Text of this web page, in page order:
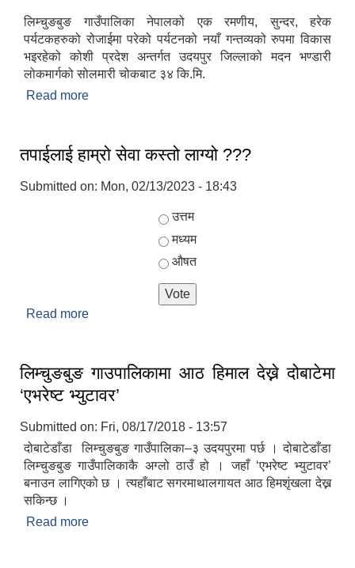
लिम्चुङबुङ गाउँपालिका नेपालको एक रमणीय, सुन्दर, हरेक
पर्यटकहरुको रोजाईमा परेको पर्यटनको नयाँ गन्तव्यको रुपमा विकास
भइरहेको कोशी प्रदेश अन्तर्गत उदयपुर जिल्लाको मदन भण्डारी
लोकमार्गको सोलमारी चोकबाट ३४ कि.मि.
Read more
तपाईलाई हाम्रो सेवा कस्तो लाग्यो ???
Submitted on: Mon, 02/13/2023 - 18:43
Choices
उत्तम
मध्यम
औषत
Read more
लिम्चुङबुङ गाउपालिकामा आठ हिमाल देख्ने दोबाटेमा
‘एभरेष्ट भ्युटावर’
Submitted on: Fri, 08/17/2018 - 13:57
दोबाटेडाँडा लिम्चुङबुङ गाउँपालिका–३ उदयपुरमा पर्छ । दोबाटेडाँडा
लिम्चुङबुङ गाउँपालिकाकै अग्लो ठाउँ हो । जहाँ ‘एभरेष्ट भ्युटावर’
बनाउन लागिएको छ । त्यहाँबाट सगरमाथालगायत आठ हिमशृंखला देख्न
सकिन्छ ।
Read more